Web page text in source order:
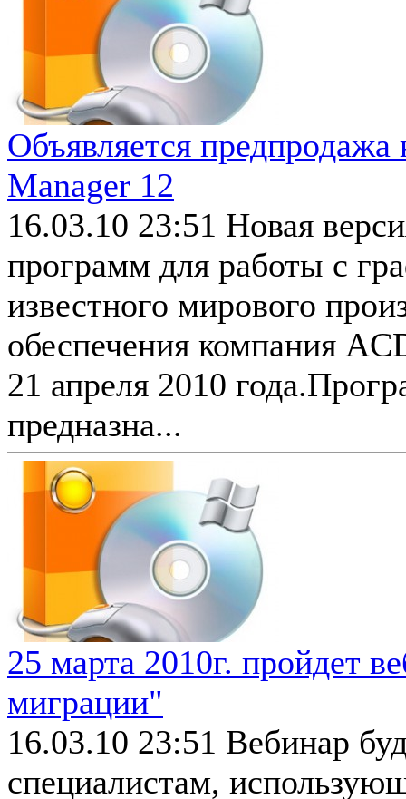
Объявляется
Manager 12
16.03.10 23:51 Новая
программ для работы с
известного мирового
обеспечения компания
21 апреля 2010
предназна...
25 марта 2010г. пройдет
миграции"
16.03.10 23:51 Вебинар
специалистам,